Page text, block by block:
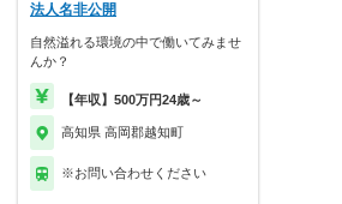
法人名非公開
自然溢れる環境の中で働いてみませ
んか？
【年収】500万円24歳～
高知県 高岡郡越知町
※お問い合わせください